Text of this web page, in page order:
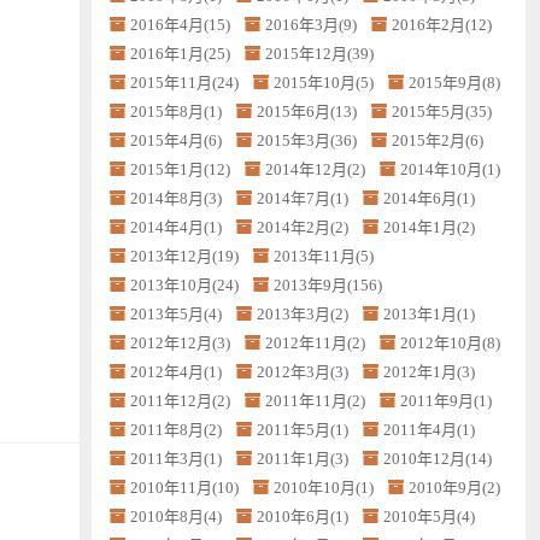
2016年4月(15)
2016年3月(9)
2016年2月(12)
2016年1月(25)
2015年12月(39)
2015年11月(24)
2015年10月(5)
2015年9月(8)
2015年8月(1)
2015年6月(13)
2015年5月(35)
2015年4月(6)
2015年3月(36)
2015年2月(6)
2015年1月(12)
2014年12月(2)
2014年10月(1)
2014年8月(3)
2014年7月(1)
2014年6月(1)
2014年4月(1)
2014年2月(2)
2014年1月(2)
2013年12月(19)
2013年11月(5)
2013年10月(24)
2013年9月(156)
2013年5月(4)
2013年3月(2)
2013年1月(1)
2012年12月(3)
2012年11月(2)
2012年10月(8)
2012年4月(1)
2012年3月(3)
2012年1月(3)
2011年12月(2)
2011年11月(2)
2011年9月(1)
2011年8月(2)
2011年5月(1)
2011年4月(1)
2011年3月(1)
2011年1月(3)
2010年12月(14)
2010年11月(10)
2010年10月(1)
2010年9月(2)
2010年8月(4)
2010年6月(1)
2010年5月(4)